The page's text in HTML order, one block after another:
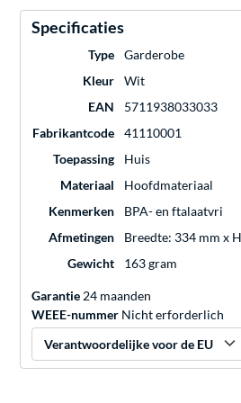
Specificaties
Type
Garderobe
Kleur
Wit
EAN
5711938033033
Fabrikantcode
41110001
Toepassing
Huis
Materiaal
Hoofdmateriaal
Kenmerken
BPA- en ftalaatvri
Afmetingen
Breedte: 334 mm x
Gewicht
163 gram
Garantie 24 maanden
WEEE-nummer Nicht erforderlich
Verantwoordelijke voor de EU